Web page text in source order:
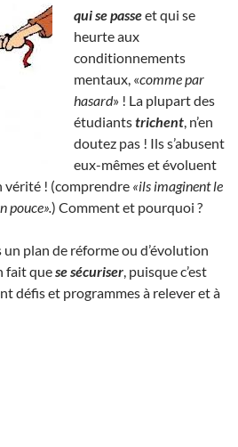
qui se passeet qui se
heurte aux
conditionnements
mentaux, «comme par
hasard» ! La plupart des
étudiantstrichent , n’en
doutez pas ! Ils s’abusent
eux-mêmes et évoluent
vérité ! (comprendre «ils imaginent le
pouce».) Comment et pourquoi ?
plan de réforme ou d’évolution
fait quese sécuriser , puisque c’est
défis et programmes à relever et à